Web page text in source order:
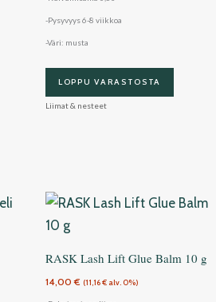
-Pysyvyys 6-8 viikkoa
-Väri: musta
LOPPU VARASTOSTA
Liimat & nesteet
RASK Lash Lift Glue Balm 10 g
14,00€ (11,16€ alv. 0%)